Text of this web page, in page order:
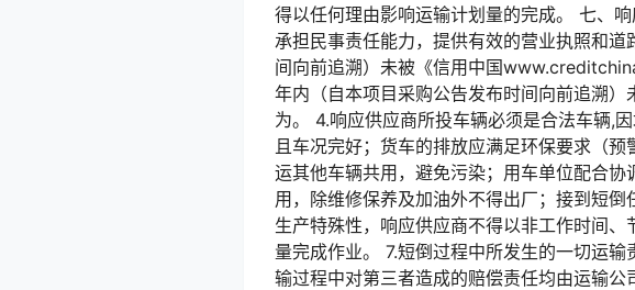
得以任何理由影响运输计划量的完成。 七、
承担民事责任能力，提供有效的营业执照和
间向前追溯）未被《信用中国
年内（自本项目采购公告发布时间向前追溯
为。 4.响应供应商所投车辆必须是合法车辆,
且车况完好；货车的排放应满足环保要求（
运其他车辆共用，避免污染；用车单位配合
用，除维修保养及加油外不得出厂；接到短
生产特殊性，响应供应商不得以非工作时间
量完成作业。 7.短倒过程中所发生的一切运
输过程中对第三者造成的赔偿责任均由运输